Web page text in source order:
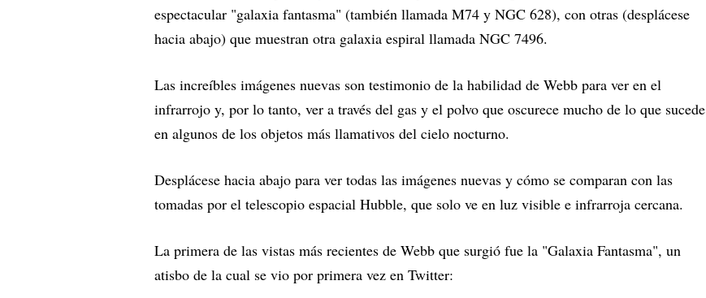
espectacular "galaxia fantasma" (también llamada M74 y NGC 628), con otras (desplácese
hacia abajo) que muestran otra galaxia espiral llamada NGC 7496.
Las increíbles imágenes nuevas son testimonio de la habilidad de Webb para ver en el
infrarrojo y, por lo tanto, ver a través del gas y el polvo que oscurece mucho de lo que sucede
en algunos de los objetos más llamativos del cielo nocturno.
Desplácese hacia abajo para ver todas las imágenes nuevas y cómo se comparan con las
tomadas por el telescopio espacial Hubble, que solo ve en luz visible e infrarroja cercana.
La primera de las vistas más recientes de Webb que surgió fue la "Galaxia Fantasma", un
atisbo de la cual se vio por primera vez en Twitter: